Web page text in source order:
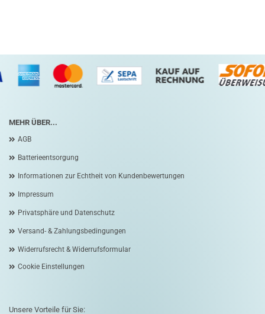
MEHR ÜBER...
AGB
Batterieentsorgung
Informationen zur Echtheit von Kundenbewertungen
Impressum
Privatsphäre und Datenschutz
Versand- & Zahlungsbedingungen
Widerrufsrecht & Widerrufsformular
Cookie Einstellungen
Unsere Vorteile für Sie: